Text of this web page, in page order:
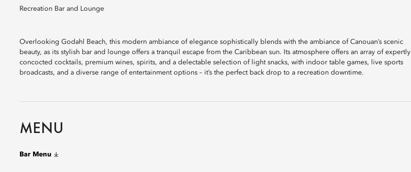
Recreation Bar and Lounge
Overlooking Godahl Beach, this modern ambiance of elegance sophistically blends with the ambiance of Canouan’s scenic
beauty, as its stylish bar and lounge offers a tranquil escape from the Caribbean sun. Its atmosphere offers an array of expertly
concocted cocktails, premium wines, spirits, and a delectable selection of light snacks, with indoor table games, live sports
broadcasts, and a diverse range of entertainment options – it’s the perfect back drop to a recreation downtime.
MENU
Bar Menu